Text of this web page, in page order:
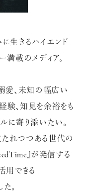
生きるハイエンド
満載のメディア。
愛、未知の幅広い
験、知見を余裕をも
に寄り添いたい。
れつつある世代の
』が発信する
用できる
。